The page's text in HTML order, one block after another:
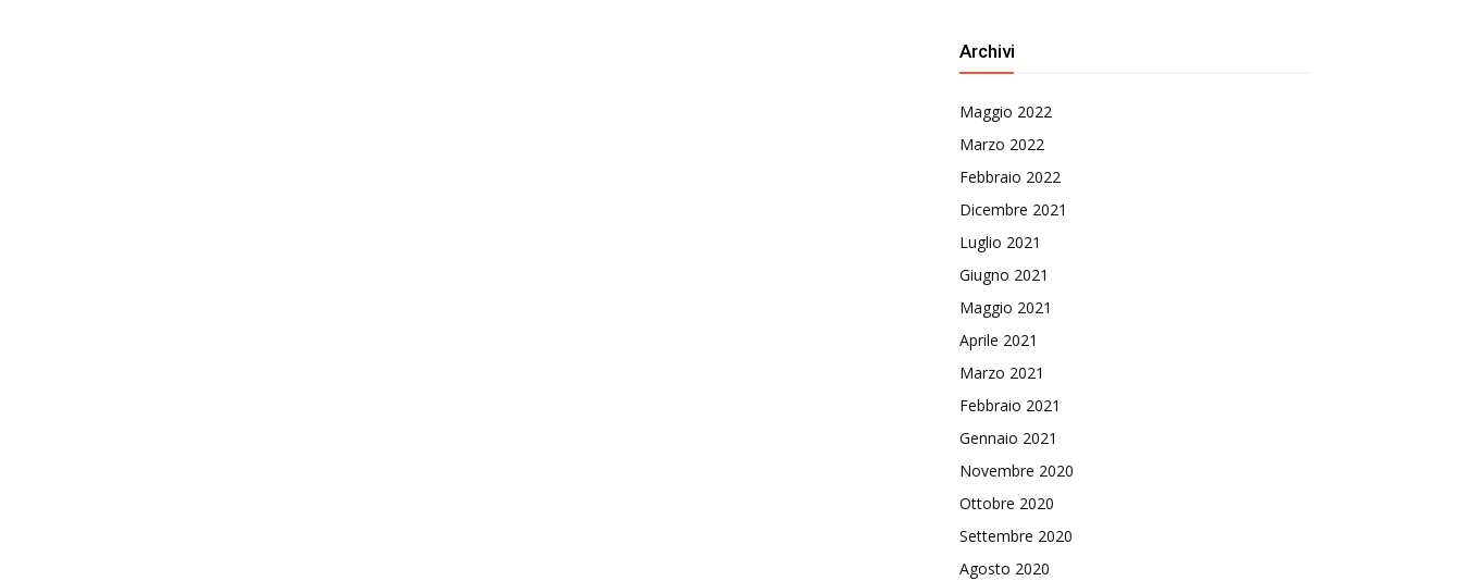
Archivi
Maggio 2022
Marzo 2022
Febbraio 2022
Dicembre 2021
Luglio 2021
Giugno 2021
Maggio 2021
Aprile 2021
Marzo 2021
Febbraio 2021
Gennaio 2021
Novembre 2020
Ottobre 2020
Settembre 2020
Agosto 2020